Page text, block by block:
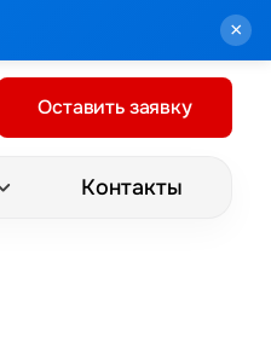
×
Оставить заявку
Контакты